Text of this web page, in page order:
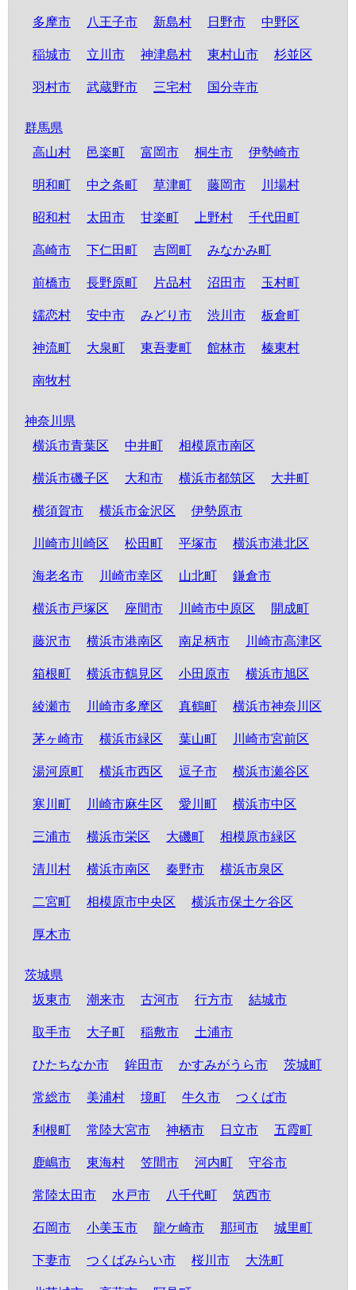
多摩市 八王子市 新島村 日野市 中野区
稲城市 立川市 神津島村 東村山市 杉並区
羽村市 武蔵野市 三宅村 国分寺市
群馬県
高山村
邑楽町 富岡市 桐生市 伊勢崎市
明和町 中之条町 草津町 藤岡市 川場村
昭和村 太田市 甘楽町 上野村 千代田町
高崎市 下仁田町 吉岡町 みなかみ町
前橋市 長野原町 片品村 沼田市 玉村町
嬬恋村 安中市 みどり市 渋川市 板倉町
神流町 大泉町 東吾妻町 館林市 榛東村
南牧村
神奈川県
横浜市青葉区
中井町 相模原市南区
横浜市磯子区 大和市 横浜市都筑区 大井町
横須賀市 横浜市金沢区 伊勢原市
川崎市川崎区 松田町 平塚市 横浜市港北区
海老名市 川崎市幸区 山北町 鎌倉市
横浜市戸塚区 座間市 川崎市中原区 開成町
藤沢市 横浜市港南区 南足柄市 川崎市高津区
箱根町 横浜市鶴見区 小田原市 横浜市旭区
綾瀬市 川崎市多摩区 真鶴町 横浜市神奈川区
茅ヶ崎市 横浜市緑区 葉山町 川崎市宮前区
湯河原町 横浜市西区 逗子市 横浜市瀬谷区
寒川町 川崎市麻生区 愛川町 横浜市中区
三浦市 横浜市栄区 大磯町 相模原市緑区
清川村 横浜市南区 秦野市 横浜市泉区
二宮町 相模原市中央区 横浜市保土ケ谷区
厚木市
茨城県
坂東市
潮来市 古河市 行方市 結城市
取手市 大子町 稲敷市 土浦市
ひたちなか市 鉾田市 かすみがうら市 茨城町
常総市 美浦村 境町 牛久市 つくば市
利根町 常陸大宮市 神栖市 日立市 五霞町
鹿嶋市 東海村 笠間市 河内町 守谷市
常陸太田市 水戸市 八千代町 筑西市
石岡市 小美玉市 龍ケ崎市 那珂市 城里町
下妻市 つくばみらい市 桜川市 大洗町